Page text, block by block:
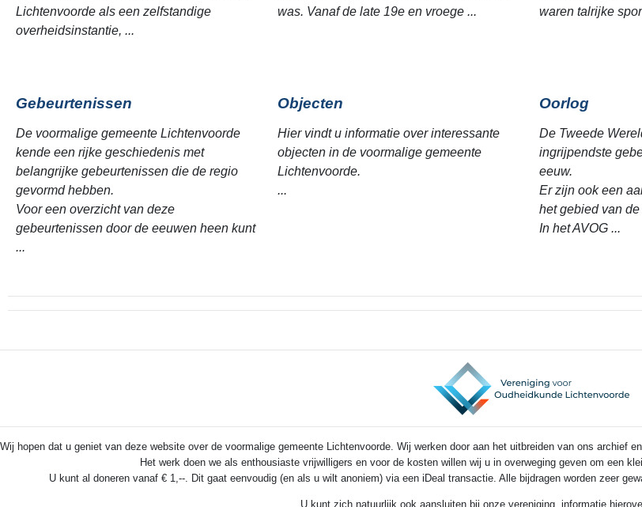
Lichtenvoorde als een zelfstandige
overheidsinstantie, ...
was. Vanaf de late 19e en vroege ...
waren talrijke
Gebeurtenissen
De voormalige gemeente Lichtenvoorde
kende een rijke geschiedenis met
belangrijke gebeurtenissen die de regio
gevormd hebben.
Voor een overzicht van deze
gebeurtenissen door de eeuwen heen kunt
...
Objecten
Hier vindt u informatie over interessante
objecten in de voormalige gemeente
Lichtenvoorde.
...
Oorlog
De Tweede
ingrijpendste
eeuw.
Er zijn ook een
het gebied van
In het AVOG ...
Wij hopen dat u geniet van deze website over de voormalige gemeente Lichtenvoorde. Wij werken door aan het uitbreiden van ons archief
Het werk doen we als enthousiaste vrijwilligers en voor de kosten willen wij u in overweging geven om een
U kunt al doneren vanaf € 1,--. Dit gaat eenvoudig (en als u wilt anoniem) via een iDeal transactie. Alle bijdragen worden zeer
U kunt zich natuurlijk ook aansluiten bij onze vereniging, informatie